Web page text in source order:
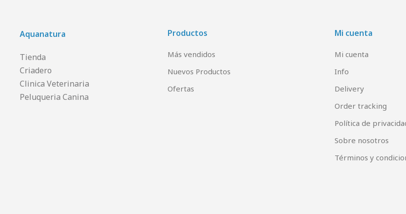
Aquanatura
Tienda
Criadero
Clinica Veterinaria
Peluqueria Canina
Productos
Más vendidos
Nuevos Productos
Ofertas
Mi cuenta
Mi cuenta
Info
Delivery
Order tracking
Política de
Sobre nosotros
Términos y